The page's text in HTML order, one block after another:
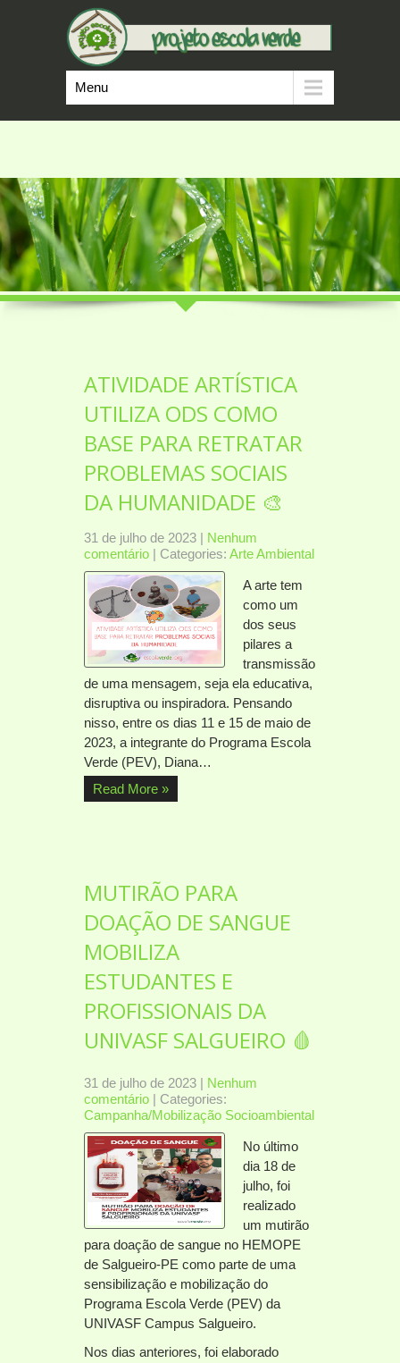
Menu
ATIVIDADE ARTÍSTICA
UTILIZA ODS COMO
BASE PARA RETRATAR
PROBLEMAS SOCIAIS
DA HUMANIDADE 🎨
31 de julho de 2023 | Nenhum
comentário | Categories: Arte Ambiental
A arte tem
como um
dos seus
pilares a
transmissão
de uma mensagem, seja ela educativa,
disruptiva ou inspiradora. Pensando
nisso, entre os dias 11 e 15 de maio de
2023, a integrante do Programa Escola
Verde (PEV), Diana…
Read More »
MUTIRÃO PARA
DOAÇÃO DE SANGUE
MOBILIZA
ESTUDANTES E
PROFISSIONAIS DA
UNIVASF SALGUEIRO 🩸
31 de julho de 2023 | Nenhum
comentário | Categories:
Campanha/Mobilização Socioambiental
No último
dia 18 de
julho, foi
realizado
um mutirão
para doação de sangue no HEMOPE
de Salgueiro-PE como parte de uma
sensibilização e mobilização do
Programa Escola Verde (PEV) da
UNIVASF Campus Salgueiro.
Nos dias anteriores, foi elaborado